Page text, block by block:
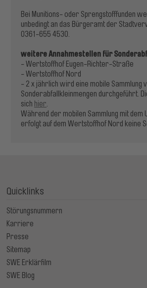
Bei Munitions- oder Sprengstofffunden
unbedingt an das Bürgeramt der
0361-655 4530.
weitere Annahmestellen für
- Wertstoffhof Eugen-Richter-Straße
- Wertstoffhof Nord
- 2 x jährlich wird eine mobile Sammlung
Sonderabfallkleinmengen durchgeführt.
sich hier.
Während der mobilen Sammlung mit dem
erfolgt auf dem Wertstoffhof Nord keine
Quicklinks
Störungsnummern
Karriere
Presse
Sitemap
SWE Erklärfilm
SWE Blog